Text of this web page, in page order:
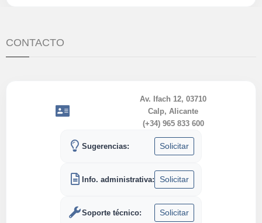
CONTACTO
Av. Ifach 12, 03710
Calp, Alicante
(+34) 965 833 600
Sugerencias: Solicitar
Info. administrativa: Solicitar
Soporte técnico: Solicitar